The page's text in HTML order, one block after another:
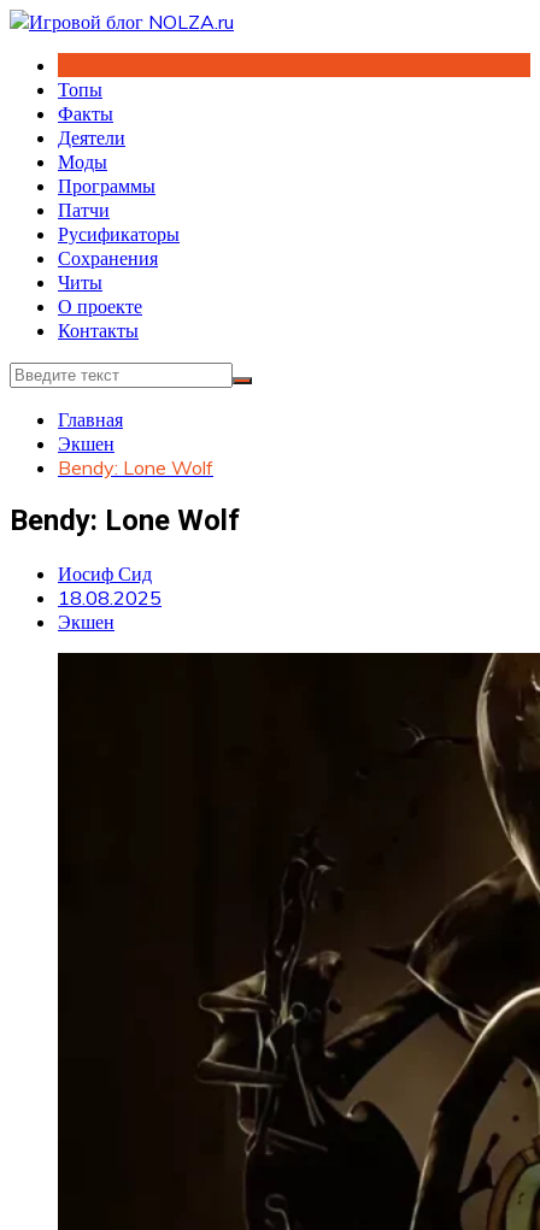
Перейти
содержимому
Топы
Факты
Деятели
Моды
Программы
Патчи
Русификаторы
Сохранения
Читы
О проекте
Контакты
Главная
Экшен
Bendy: Lone Wolf
Bendy: Lone Wolf
Иосиф Сид
18.08.2025
Экшен